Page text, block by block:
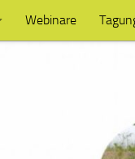
Webinare